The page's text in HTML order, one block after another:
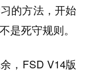
的方法，开始
是死守规则。
，FSD V14版